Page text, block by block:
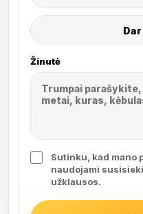
Žinutė
Sutinku, kad mano
naudojami
užklausos.